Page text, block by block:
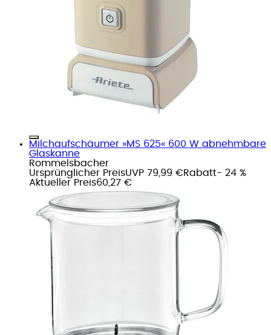
Milchaufschäumer »MS 625« 600 W abnehmbare
Glaskanne
Rommelsbacher
Ursprünglicher PreisUVP 79,99 €Rabatt- 24 %
Aktueller Preis60,27 €